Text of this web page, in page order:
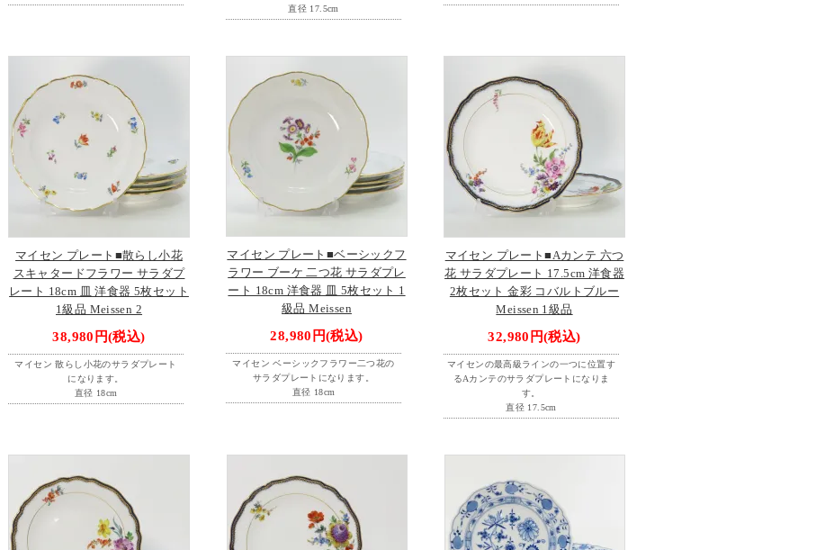
直径 17.5cm
マイセン プレート■散らし小花
スキャタードフラワー サラダプ
レート 18cm 皿 洋食器 5枚セット
1級品 Meissen 2
38,980円(税込)
マイセン 散らし小花のサラダプレート
になります。
直径 18cm
マイセン プレート■ベーシックフ
ラワー ブーケ 二つ花 サラダプレ
ート 18cm 洋食器 皿 5枚セット 1
級品 Meissen
28,980円(税込)
マイセン ベーシックフラワー二つ花の
サラダプレートになります。
直径 18cm
マイセン プレート■Aカンテ 六つ
花 サラダプレート 17.5cm 洋食器
2枚セット 金彩 コバルトブルー
Meissen 1級品
32,980円(税込)
マイセンの最高級ラインの一つに位置す
るAカンテのサラダプレートになりま
す。
直径 17.5cm